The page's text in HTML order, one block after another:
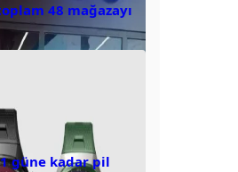
48 mağazayı
güne kadar pil